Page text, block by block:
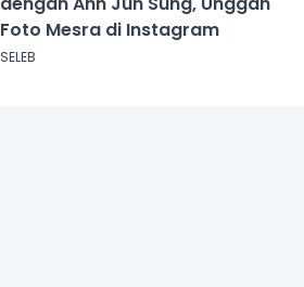
Foto Mesra di Instagram
SELEB